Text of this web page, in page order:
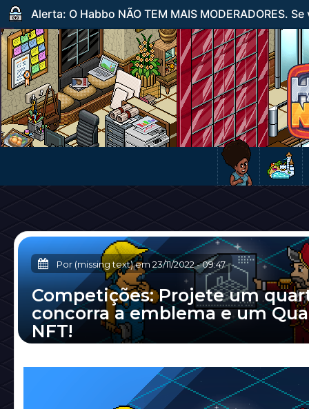
Alerta: O Habbo NÃO TEM MAIS MODERADORES.
Por (missing text) em 23/11/2022-09:47
Competições: Projete um
concorra a emblema e um
NFT!
lançada, além de emblema, tem como
um Quarto NFT que vai poder ser utilizado